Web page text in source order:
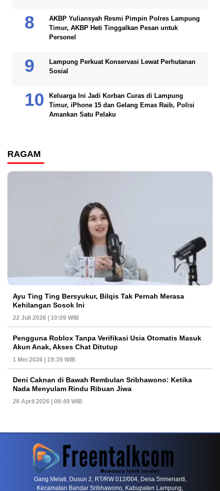
AKBP Yuliansyah Resmi Pimpin Polres Lampung
Timur, AKBP Heti Tinggalkan Pesan untuk
Personel
Lampung Perkuat Konservasi Lewat Perhutanan
Sosial
Keluarga Ini Jadi Korban Curas di Lampung
Timur, iPhone 15 dan Gelang Emas Raib, Polisi
Amankan Satu Pelaku
RAGAM
Ayu Ting Ting Bersyukur, Bilqis Tak Pernah Merasa
Kehilangan Sosok Ini
22 Juli 2026 | 10:09 WIB
Pengguna Roblox Tanpa Verifikasi Usia Otomatis Masuk
Akun Anak, Akses Chat Ditutup
1 Mei 2026 | 19:39 WIB
Deni Caknan di Bawah Rembulan Sribhawono: Ketika
Nada Menyulam Rindu Ribuan Jiwa
26 April 2026 | 08:49 WIB
PETIR800 LOGIN Baccarat Dan Evolusi Game Meja Digital
Gang Melati, Dusun 2, RT/RW 012/004, Desa Srimenanti,
Kecamatan Bandar Sribhawono, Kabupaten Lampung,